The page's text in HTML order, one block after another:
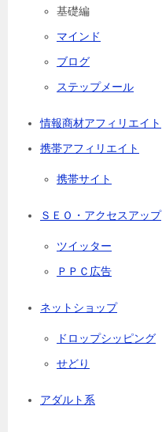
基礎編
マインド
ブログ
ステップメール
情報商材アフィリエイト
携帯アフィリエイト
携帯サイト
ＳＥＯ・アクセスアップ
ツイッター
ＰＰＣ広告
ネットショップ
ドロップシッピング
せどり
アダルト系